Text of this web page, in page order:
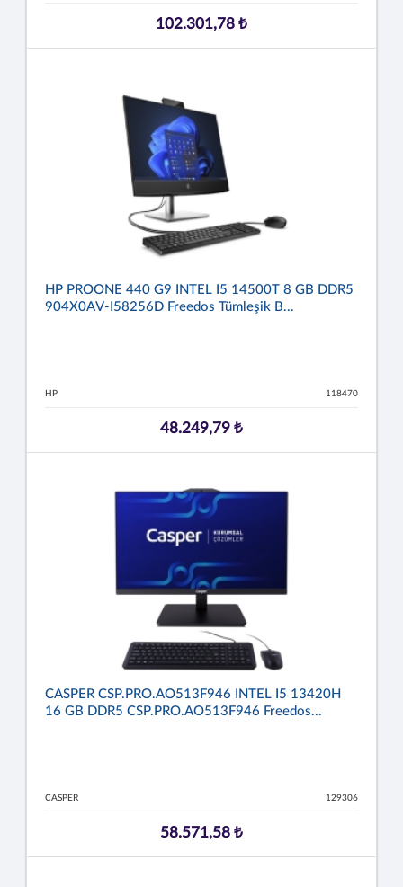
102.301,78 ₺
HP PROONE 440 G9 INTEL I5 14500T 8 GB DDR5
904X0AV-I58256D Freedos Tümleşik B...
HP 118470
48.249,79 ₺
CASPER CSP.PRO.AO513F946 INTEL I5 13420H
16 GB DDR5 CSP.PRO.AO513F946 Freedos...
CASPER 129306
58.571,58 ₺